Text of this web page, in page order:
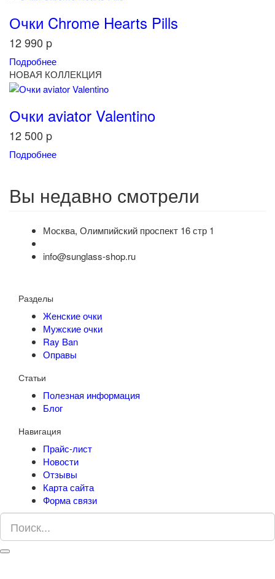
Очки Chrome Hearts Pills
12 990 p
Подробнее
НОВАЯ КОЛЛЕКЦИЯ
Очки aviator Valentino
12 500 p
Подробнее
Вы недавно смотрели
Москва, Олимпийский проспект 16 стр 1
info@sunglass-shop.ru
Разделы
Женские очки
Мужские очки
Ray Ban
Оправы
Статьи
Полезная информация
Блог
Навигация
Прайс-лист
Новости
Отзывы
Карта сайта
Форма связи